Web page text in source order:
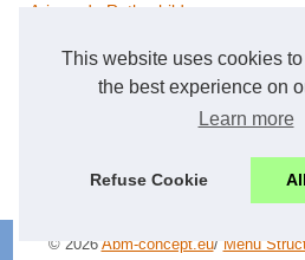
This website uses cookies
the best experience on
Learn more
Refuse Cookie
Ariane de Rothschild :...
Récupérer sa garantie...
Imop : l'agence immobilière...
© 2026 Abm-concept.eu/ Menu